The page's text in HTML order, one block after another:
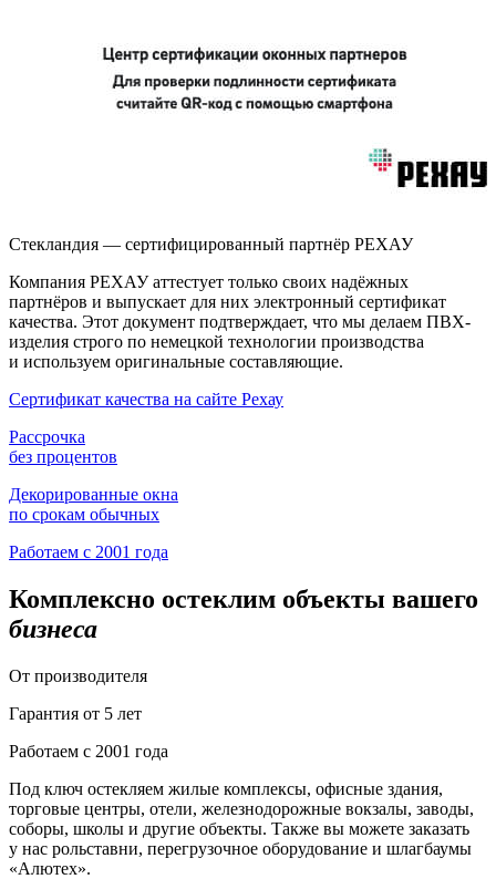
Стекландия — сертифицированный партнёр РЕХАУ
Компания РЕХАУ аттестует только своих надёжных
партнёров и выпускает для них электронный сертификат
качества. Этот документ подтверждает, что мы делаем ПВХ-
изделия строго по немецкой технологии производства
и используем оригинальные составляющие.
Сертификат качества на сайте Рехау
Рассрочка
без процентов
Декорированные окна
по срокам обычных
Работаем с 2001 года
Комплексно остеклим объекты вашего
бизнеса
От производителя
Гарантия от 5 лет
Работаем с 2001 года
Под ключ остекляем жилые комплексы, офисные здания,
торговые центры, отели, железнодорожные вокзалы, заводы,
соборы, школы и другие объекты. Также вы можете заказать
у нас рольставни, перегрузочное оборудование и шлагбаумы
«Алютех».